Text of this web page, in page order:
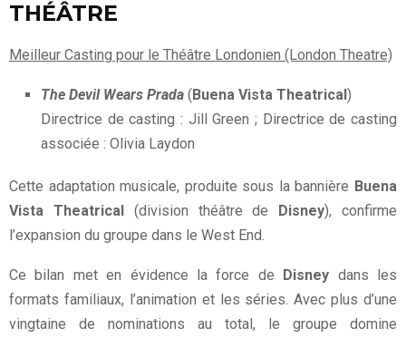
THÉÂTRE
Meilleur Casting pour le Théâtre Londonien (London Theatre)
The Devil Wears Prada ( Buena Vista Theatrical )
Directrice de casting : Jill Green ; Directrice de casting
associée : Olivia Laydon
Cette adaptation musicale, produite sous la bannière Buena
Vista Theatrical
(division théâtre de Disney), confirme
l’expansion du groupe dans le West End.
Ce bilan met en évidence la force de Disney dans les
formats familiaux, l’animation et les séries. Avec plus d’une
vingtaine de nominations au total, le groupe domine